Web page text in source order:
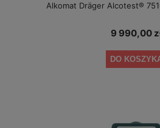
Alkomat Dräger Alcotest®
9 990,00
DO